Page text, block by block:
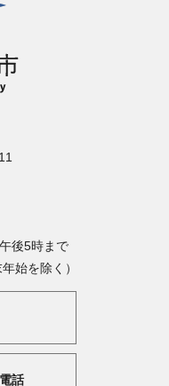
後5時まで
始を除く）
話